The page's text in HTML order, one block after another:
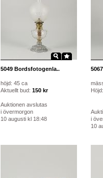
5049 Bordsfotogenla..
höjd: 45 ca
Aktuellt bud: 150 kr
Auktionen avslutas
i övermorgon
10 augusti kl 18:48
5067
i
10